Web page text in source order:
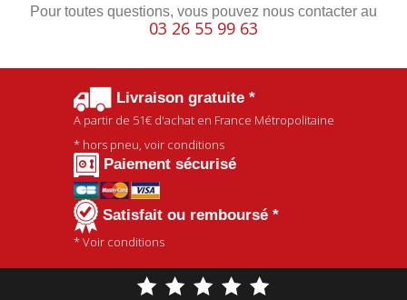
Pour toutes questions, vous pouvez nous contacter au
03 26 55 99 63
Livraison gratuite *
A partir de 51€d'achat en France Métropolitaine
* hors pneu, voir conditions
Paiement sécurisé
Satisfait ou remboursé *
* Voir conditions